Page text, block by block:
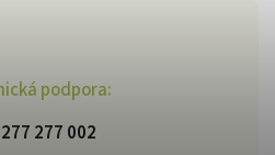
podpora:
277 277 002